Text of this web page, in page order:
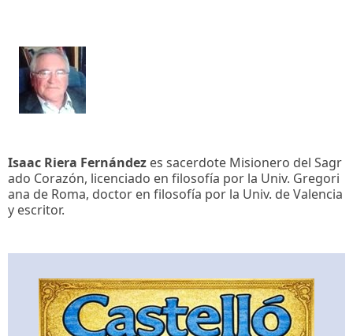
Isaac Riera Fernández es sacerdote Misionero del Sagr
ado Corazón, licenciado en filosofía por la Univ. Gregori
ana de Roma, doctor en filosofía por la Univ. de Valencia
y escritor.